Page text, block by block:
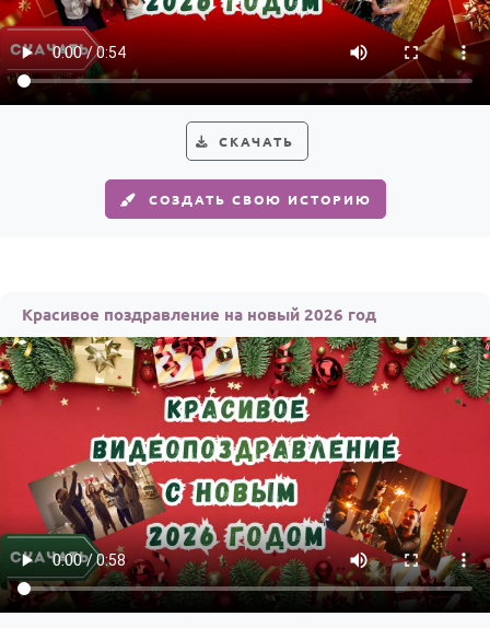
СКАЧАТЬ
СОЗДАТЬ СВОЮ ИСТОРИЮ
Красивое поздравление на новый 2026 год